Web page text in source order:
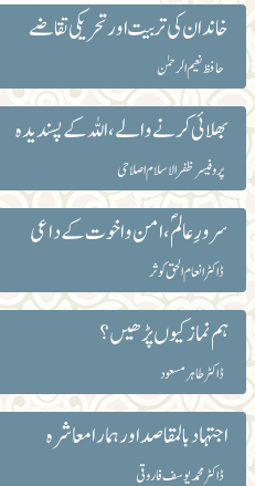
خاندان کی تربیت اور تحریکی تقاضے
حافظ نعیم الرحمٰن
بھلائی کرنے والے، اللہ کے پسندیدہ
پروفیسر ظفرالاسلام اصلاحی
سرورِ عالمؐ، امن و اخوت کے داعی
ڈاکٹر انعام الحق کوثر
ہم نماز کیوں پڑھیں؟
ڈاکٹر طاہرمسعود
اجتہاد بالمقاصد اور ہمارا معاشرہ
ڈاکٹر محمد یوسف فاروقی